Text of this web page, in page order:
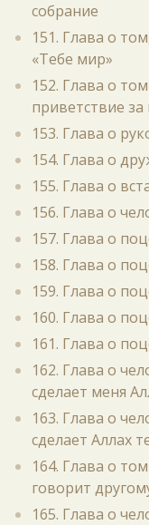
собрание
151. Глава о
«Тебе мир»
152. Глава о
приветствие
153. Глава о
154. Глава о
155. Глава о
156. Глава о
157. Глава о
158. Глава о
159. Глава о
160. Глава о
161. Глава о
162. Глава о
сделает меня
163. Глава о
сделает Аллах
164. Глава о
говорит
165. Глава о